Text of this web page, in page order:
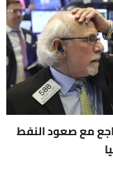
مع صعود النفط